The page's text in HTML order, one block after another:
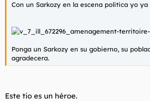
Modificación de las becas universitarias:
"Suicidio" del David Kelly: Fatal.
Prohibición de la caza del zorro: Chorrada.
Y creo que esto es todo.
Con un Sarkozy en la escena politica yo
Ponga un Sarkozy en su gobierno, su
agradecera.
Este tio es un héroe.